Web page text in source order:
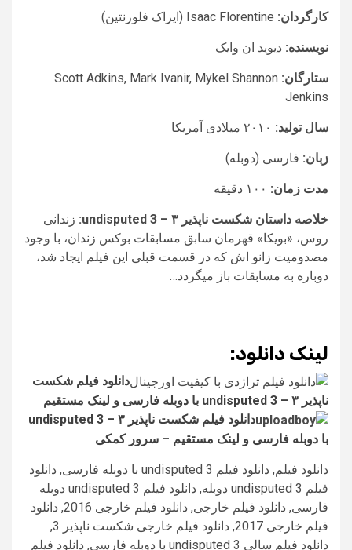
کارگردان:
نویسنده: دیوید ان وایک
ستارگان: Scott Adkins, Mark Ivanir, Mykel Shannon
Jenkins
سال تولید:
زبان: فارسی (دوبله)
مدت زمان:
خلاصه داستان شکست ناپذیر ۳ – undisputed 3:
زندانی
روس، «بویکا» قهرمان سابق مسابقات بوکس زندان، با وجود
مصدومیت زانو اش که در قسمت قبلی این فیلم ایجاد شد،
دوباره به مسابقات باز میگردد…
لینک دانلود:
دانلود فیلم شکست
ناپذیر ۳ – undisputed 3 با دوبله فارسی و لینک مستقیم
دانلود فیلم شکست ناپذیر ۳ – undisputed 3
با دوبله فارسی و لینک مستقیم – سرور کمکی
دانلود فیلم, دانلود فیلم undisputed 3 با دوبله فارسی, دانلود
فیلم undisputed 3 دوبله, دانلود فیلم undisputed 3 دوبله
فارسی, دانلود فیلم خارجی, دانلود فیلم خارجی 2016, دانلود
فیلم خارجی 2017, دانلود فیلم خارجی شکست ناپذیر 3,
دانلود فیلم سالی undisputed 3 با دوبله فارسی, دانلود فیلم